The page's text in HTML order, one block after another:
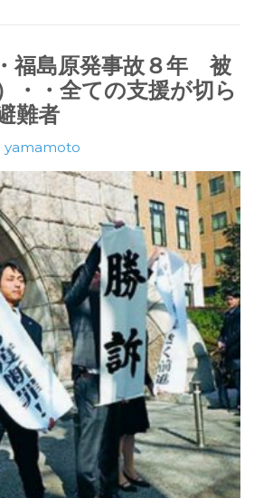
福島原発事故８年 被
・・全ての支援が切ら
難者
yamamoto